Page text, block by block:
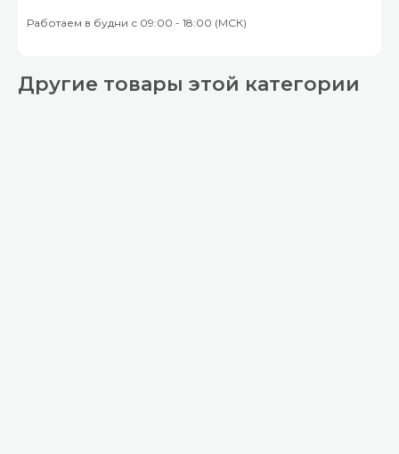
Работаем в будни с 09:00 - 18:00 (МСК)
Другие товары этой категории